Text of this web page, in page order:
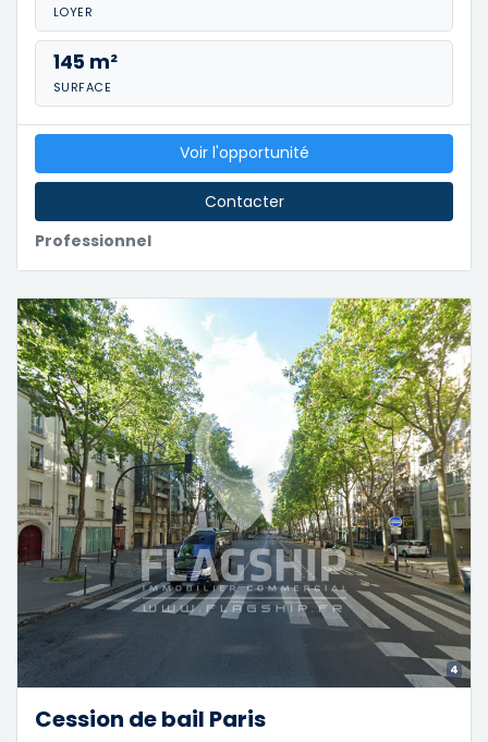
LOYER
145 m²
SURFACE
Professionnel
Voir l'opportunité
Contacter
4
Cession de bail Paris